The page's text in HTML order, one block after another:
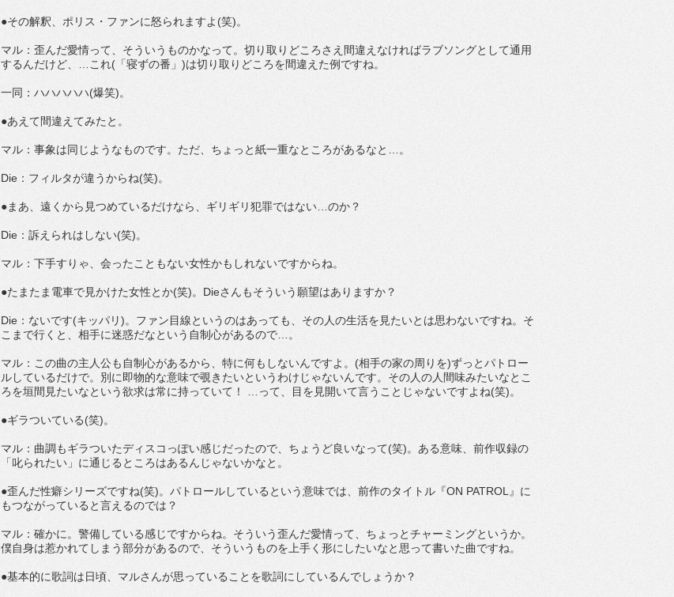
●その解釈、ポリス・ファンに怒られますよ(笑)。
マル：歪んだ愛情って、そういうものかなって。切り取りどころさえ間違えなければラブソングとして通用
するんだけど、…これ(「寝ずの番」)は切り取りどころを間違えた例ですね。
一同：ハハハハハ(爆笑)。
●あえて間違えてみたと。
マル：事象は同じようなものです。ただ、ちょっと紙一重なところがあるなと…。
Die：フィルタが違うからね(笑)。
●まあ、遠くから見つめているだけなら、ギリギリ犯罪ではない…のか？
Die：訴えられはしない(笑)。
マル：下手すりゃ、会ったこともない女性かもしれないですからね。
●たまたま電車で見かけた女性とか(笑)。Dieさんもそういう願望はありますか？
Die：ないです(キッパリ)。ファン目線というのはあっても、その人の生活を見たいとは思わないですね。そ
こまで行くと、相手に迷惑だなという自制心があるので…。
マル：この曲の主人公も自制心があるから、特に何もしないんですよ。(相手の家の周りを)ずっとパトロー
ルしているだけで。別に即物的な意味で覗きたいというわけじゃないんです。その人の人間味みたいなとこ
ろを垣間見たいなという欲求は常に持っていて！ …って、目を見開いて言うことじゃないですよね(笑)。
●ギラついている(笑)。
マル：曲調もギラついたディスコっぽい感じだったので、ちょうど良いなって(笑)。ある意味、前作収録の
「叱られたい」に通じるところはあるんじゃないかなと。
●歪んだ性癖シリーズですね(笑)。パトロールしているという意味では、前作のタイトル『ON PATROL』に
もつながっていると言えるのでは？
マル：確かに。警備している感じですからね。そういう歪んだ愛情って、ちょっとチャーミングというか。
僕自身は惹かれてしまう部分があるので、そういうものを上手く形にしたいなと思って書いた曲ですね。
●基本的に歌詞は日頃、マルさんが思っていることを歌詞にしているんでしょうか？